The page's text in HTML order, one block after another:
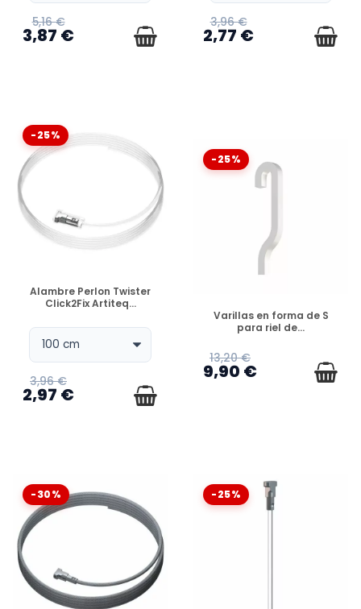
5,16 €
3,87 €
3,96 €
2,77 €
-25%
DISPONIBLE
Alambre Perlon Twister
Click2Fix Artiteq...
3,96 €
2,97 €
-25%
DISPONIBLE
Varillas en forma de S
para riel de...
13,20 €
9,90 €
-30% -25%